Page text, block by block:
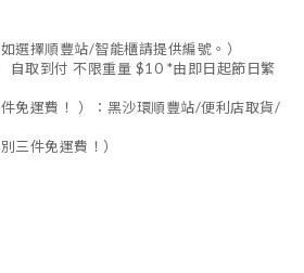
選擇順豐站/智能櫃請提供編號。）
自取到付 不限重量 $10 *由即日起節日繁
免運費！ ）：黑沙環順豐站/便利店取貨/
三件免運費！）